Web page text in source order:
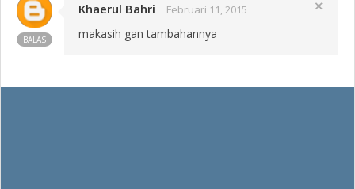
BALAS
Khaerul Bahri Februari 11, 2015 close
makasih gan tambahannya